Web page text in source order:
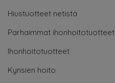
Hiustuotteet netistä
Parhaimmat ihonhoitotuotteet
Ihonhoitotuotteet
Kynsien hoito